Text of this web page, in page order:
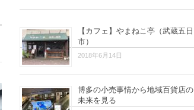
【カフェ】やまねこ亭（武蔵五日
市）
2018年6月14日
博多の小売事情から地域百貨店の
未来を見る